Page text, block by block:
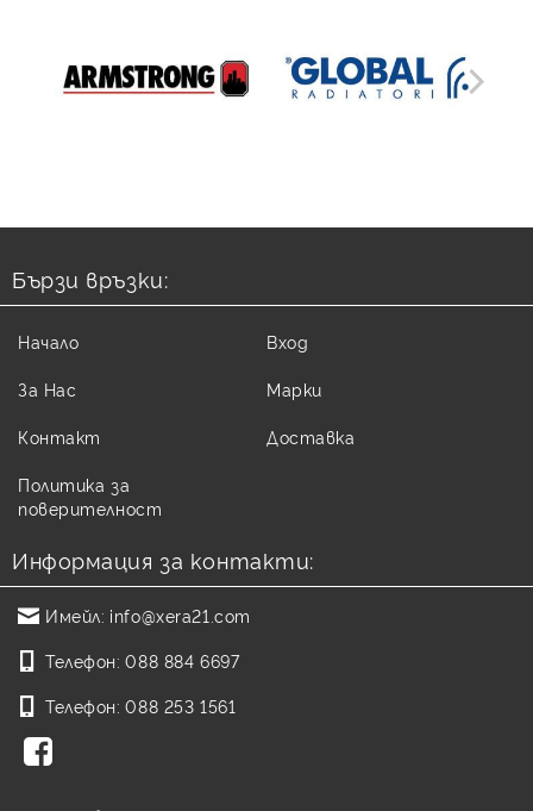
Бързи връзки:
Начало
За Нас
Контакт
Политика за
поверителност
Вход
Марки
Доставка
Информация за контакти:
Имейл: info@xera21.com
Телефон: 088 884 6697
Телефон: 088 253 1561